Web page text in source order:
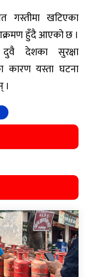
गस्तीमा खटिएका
हुँदै आएको छ ।
दुवै देशका सुरक्षा
कारण यस्ता घटना
।